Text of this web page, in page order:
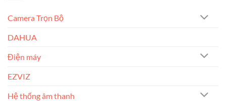
Camera Trọn Bộ
DAHUA
Điện máy
EZVIZ
Hệ thống âm thanh